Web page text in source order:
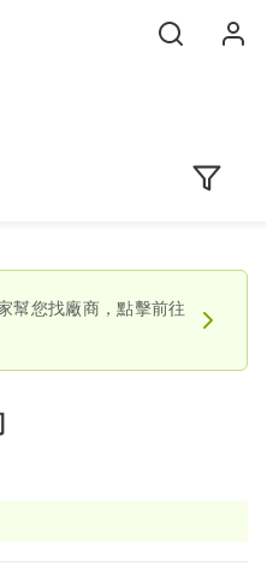
幫您找廠商，點擊前往